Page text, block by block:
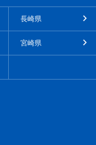
長崎県
宮崎県